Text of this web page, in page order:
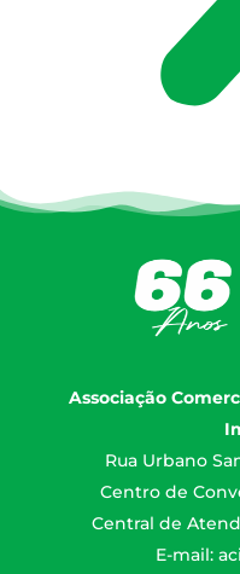
Associação
Rua Urbano
Centro de
Central de
E-mail: